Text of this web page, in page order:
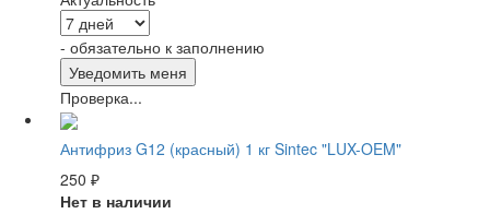
- обязательно к заполнению
Проверка...
Антифриз G12 (красный) 1 кг Sintec "LUX-OEM"
250 ₽
Нет в наличии